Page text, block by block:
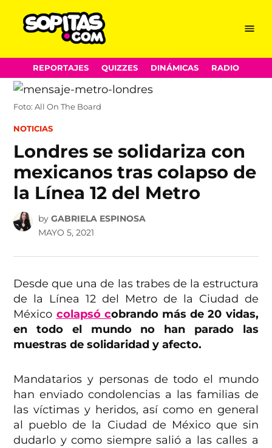
Skip
to
content
Menu
REPORTAJES QUIZZES DINÁMICAS RADIO
Foto: All On The Board
POSTED
NOTICIAS
Londres se solidariza con
mexicanos tras colapso de
la Línea 12 del Metro
by GABRIELA ESPINOSA
MAYO 5, 2021
Desde que una de las trabes de la estructura
de la Línea 12 del Metro de la Ciudad de
México colapsó cobrando más de 20 vidas,
en todo el mundo no han parado las
muestras de solidaridad y afecto.
Mandatarios y personas de todo el mundo
han enviado condolencias a las familias de
las víctimas y heridos, así como en general
al pueblo de la Ciudad de México que sin
dudarlo y como siempre salió a las calles a